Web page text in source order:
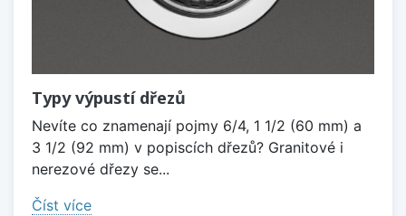
Typy výpustí dřezů
Nevíte co znamenají pojmy 6/4, 1 1/2 (60 mm) a
3 1/2 (92 mm) v popiscích dřezů? Granitové i
nerezové dřezy se...
Číst více